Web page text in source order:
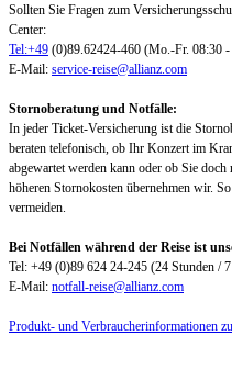
Sollten Sie Fragen zum
Center:
Tel:+49 (0)89.62424-460 (Mo.-Fr. 08:30
E-Mail: service-reise@allianz.com
Stornoberatung und Notfälle:
In jeder Ticket-Versicherung ist die
beraten telefonisch, ob Ihr Konzert im
abgewartet werden kann oder ob Sie
höheren Stornokosten übernehmen wir.
vermeiden.
Bei Notfällen während der Reise ist
Tel: +49 (0)89 624 24-245 (24 Stunden / 7
E-Mail: notfall-reise@allianz.com
Produkt- und Verbraucherinformationen